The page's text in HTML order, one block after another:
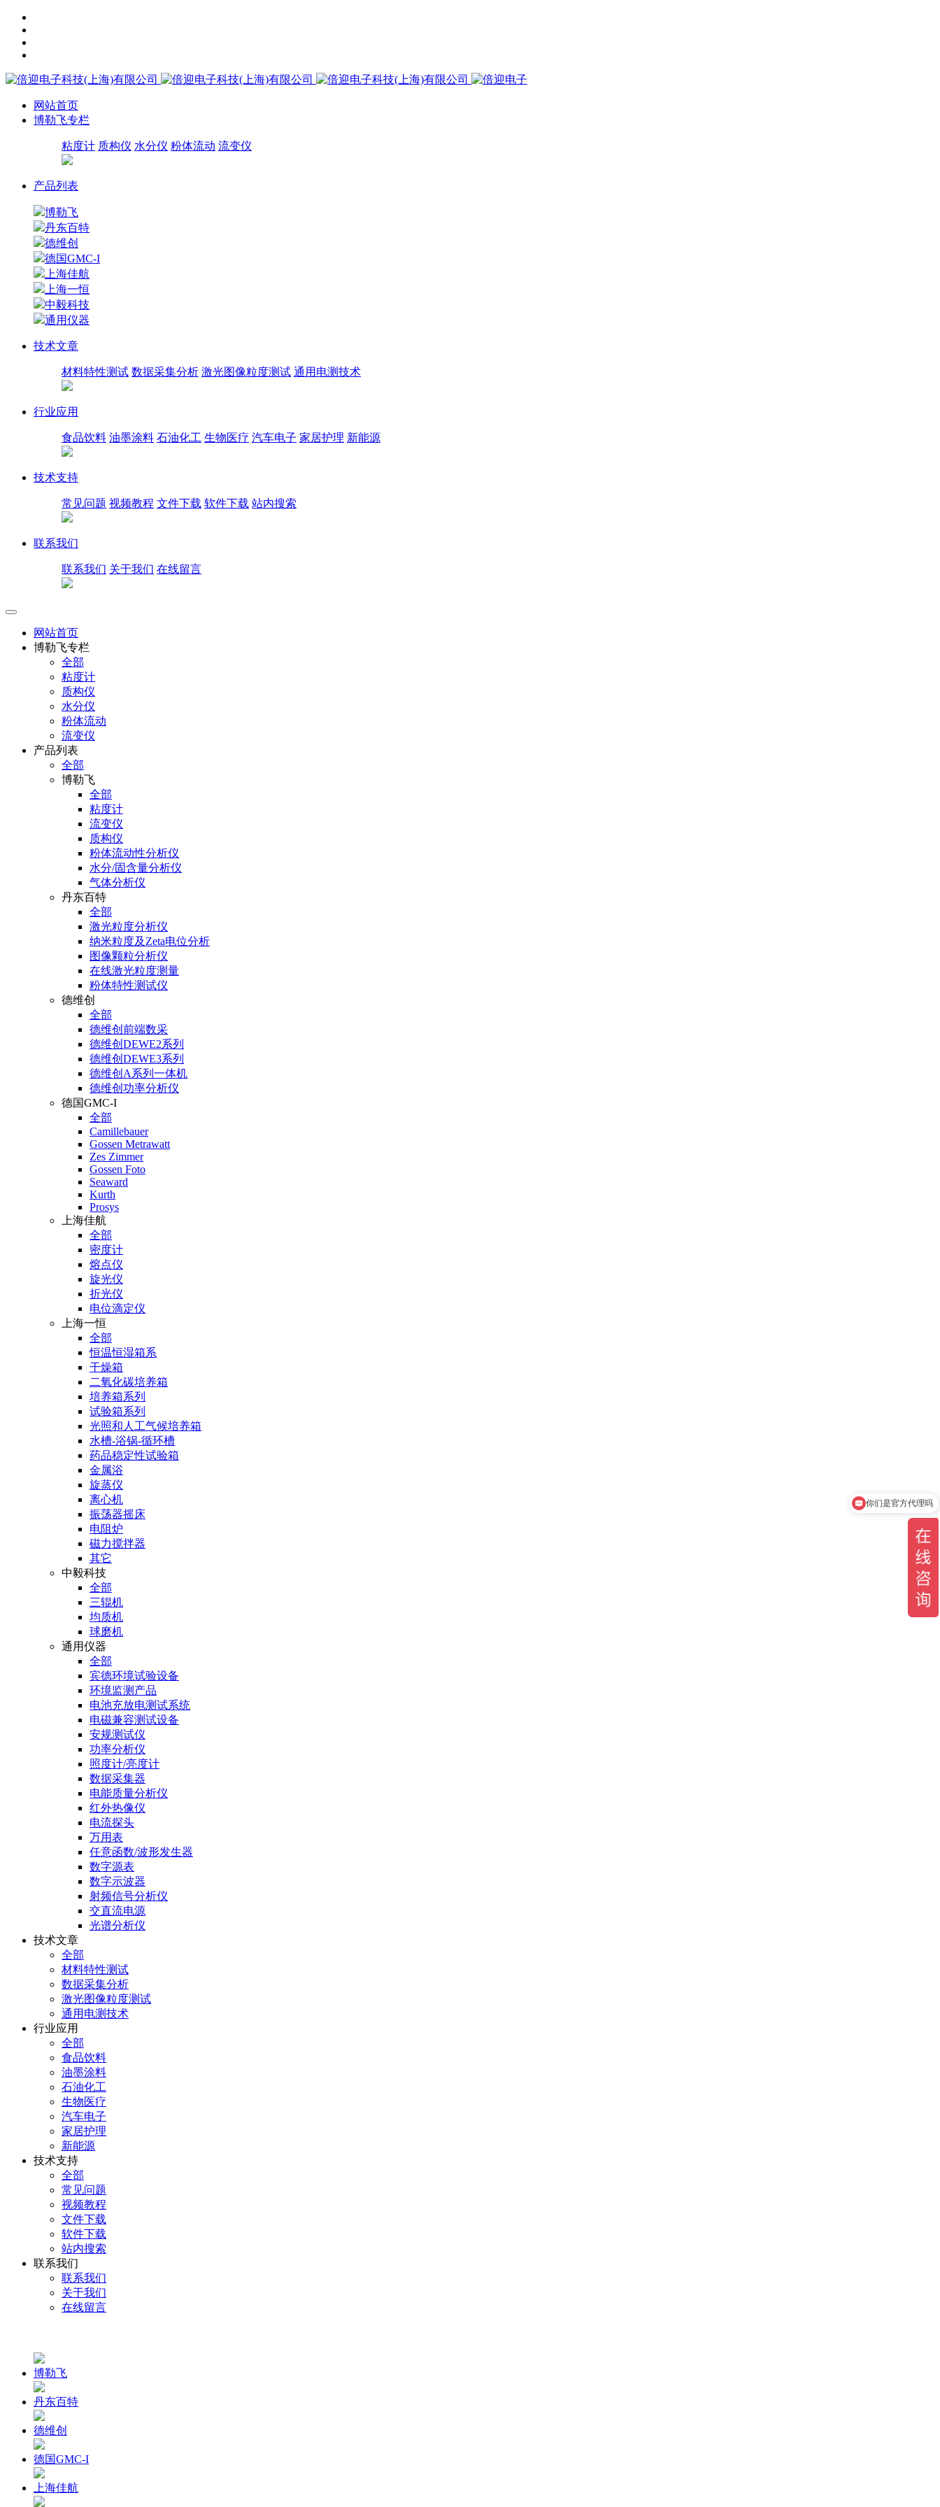
网站首页
博勒飞专栏
粘度计 质构仪 水分仪 粉体流动 流变仪
产品列表
博勒飞
丹东百特
德维创
德国GMC-I
上海佳航
上海一恒
中毅科技
通用仪器
技术文章
材料特性测试 数据采集分析 激光图像粒度测试 通用电测技术
行业应用
食品饮料 油墨涂料 石油化工 生物医疗 汽车电子 家居护理 新能源
技术支持
常见问题 视频教程 文件下载 软件下载 站内搜索
联系我们
联系我们 关于我们 在线留言
网站首页
博勒飞专栏
全部
粘度计
质构仪
水分仪
粉体流动
流变仪
产品列表
全部
博勒飞
全部
粘度计
流变仪
质构仪
粉体流动性分析仪
水分/固含量分析仪
气体分析仪
丹东百特
全部
激光粒度分析仪
纳米粒度及Zeta电位分析
图像颗粒分析仪
在线激光粒度测量
粉体特性测试仪
德维创
全部
德维创前端数采
德维创DEWE2系列
德维创DEWE3系列
德维创A系列一体机
德维创功率分析仪
德国GMC-I
全部
Camillebauer
Gossen Metrawatt
Zes Zimmer
Gossen Foto
Seaward
Kurth
Prosys
上海佳航
全部
密度计
熔点仪
旋光仪
折光仪
电位滴定仪
上海一恒
全部
恒温恒湿箱系
干燥箱
二氧化碳培养箱
培养箱系列
试验箱系列
光照和人工气候培养箱
水槽-浴锅-循环槽
药品稳定性试验箱
金属浴
旋蒸仪
离心机
振荡器摇床
电阻炉
磁力搅拌器
其它
中毅科技
全部
三辊机
均质机
球磨机
通用仪器
全部
宾德环境试验设备
环境监测产品
电池充放电测试系统
电磁兼容测试设备
安规测试仪
功率分析仪
照度计/亮度计
数据采集器
电能质量分析仪
红外热像仪
电流探头
万用表
任意函数/波形发生器
数字源表
数字示波器
射频信号分析仪
交直流电源
光谱分析仪
技术文章
全部
材料特性测试
数据采集分析
激光图像粒度测试
通用电测技术
行业应用
全部
食品饮料
油墨涂料
石油化工
生物医疗
汽车电子
家居护理
新能源
技术支持
全部
常见问题
视频教程
文件下载
软件下载
站内搜索
联系我们
联系我们
关于我们
在线留言
博勒飞
丹东百特
德维创
德国GMC-I
上海佳航
你们是官方代理吗